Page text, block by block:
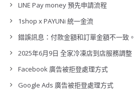
LINE Pay money 預先申請流程
1shop x PAYUNi 統一金流
錯誤訊息：付款金額和訂單金額不一致。
2025年6月9日 全家冷凍店到店服務調整
Facebook 廣告被拒登處理方式
Google Ads 廣告被拒登處理方式